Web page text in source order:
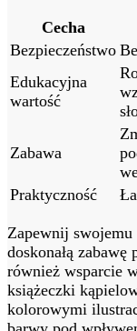
Cecha
Bezpieczeństwo
Edukacyjna
wartość
Zabawa
Praktyczność
Zapewnij
doskonałą
również wsparcie
książeczki
kolorowymi